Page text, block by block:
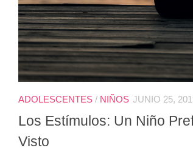
ADOLESCENTES / NIÑOS JUNIO 25,
Los Estímulos: Un Niño
Visto